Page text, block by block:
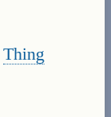
Thing